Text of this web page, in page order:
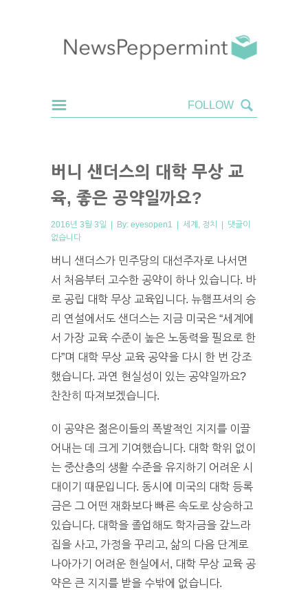
버니 샌더스의 대학 무상 교
육, 좋은 공약일까요?
2016년 3월 3일 | By: eyesopen1 | 세계 정치 | 댓글이
없습니다
버니 샌더스가 민주당의 대선주자로 나서면
서 처음부터 고수한 공약이 하나 있습니다. 바
로 공립 대학 무상 교육입니다. 뉴햄프셔의 승
리 연설에서도 샌더스는 지금 미국은 “세계에
서 가장 교육 수준이 높은 노동력을 필요로 한
다”며 대학 무상 교육 공약을 다시 한 번 강조
했습니다. 과연 현실성이 있는 공약일까요?
찬찬히 따져보겠습니다.
이 공약은 젊은이들의 폭발적인 지지를 이끌
어내는 데 크게 기여했습니다. 대학 학위 없이
는 중산층의 생활 수준을 유지하기 어려운 시
대이기 때문입니다. 동시에 미국의 대학 등록
금은 그 어떤 재화보다 빠른 속도로 상승하고
있습니다. 대학을 졸업해도 학자금을 갚느라
집을 사고, 가정을 꾸리고, 삶의 다음 단계로
나아가기 어려운 현실에서, 대학 무상 교육 공
약은 큰 지지를 받을 수밖에 없습니다.